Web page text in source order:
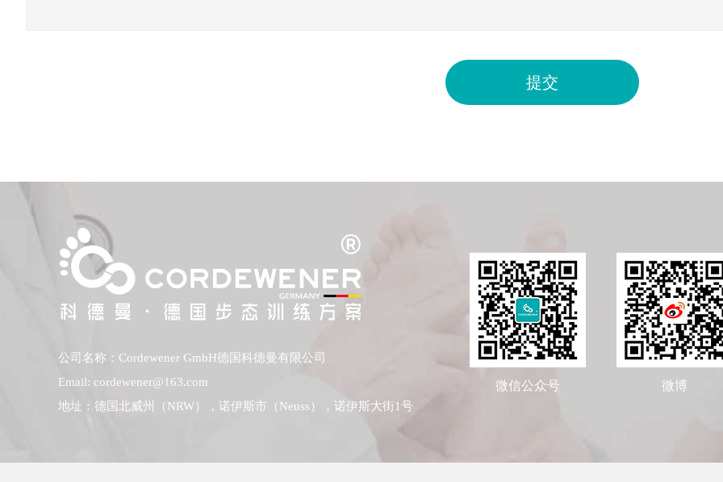
提交
公司名称：Cordewener GmbH德国科德曼有限公司
Email: cordewener@163.com
地址：德国北威州（NRW），诺伊斯市（Neuss），诺伊斯大街1号
微信公众号 微博